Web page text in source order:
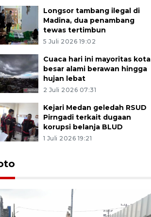
Longsor tambang ilegal di
Madina, dua penambang
tewas tertimbun
5 Juli 2026 19:02
Cuaca hari ini mayoritas kota
besar alami berawan hingga
hujan lebat
2 Juli 2026 07:31
Kejari Medan geledah RSUD
Pirngadi terkait dugaan
korupsi belanja BLUD
1 Juli 2026 19:21